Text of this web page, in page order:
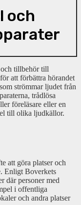
och
tillbehör till
att förbättra hörandet
strömmar ljudet från
trådlösa
föreläsare eller en
till olika ljudkällor.
att göra platser och
Enligt Boverkets
där personer med
i offentliga
och andra platser